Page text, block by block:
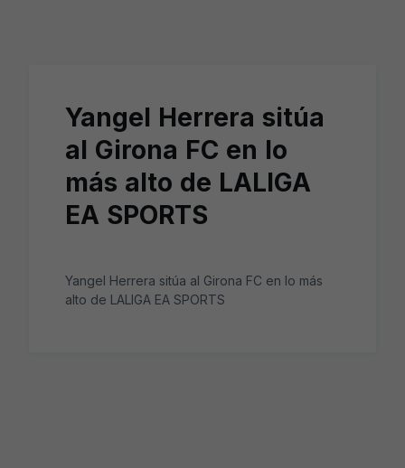
Yangel Herrera sitúa
al Girona FC en lo
más alto de LALIGA
EA SPORTS
Yangel Herrera sitúa al Girona FC en lo más
alto de LALIGA EA SPORTS